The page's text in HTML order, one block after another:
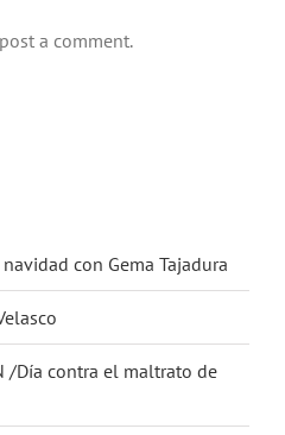
a comment.
con Gema Tajadura
/Día contra el maltrato de